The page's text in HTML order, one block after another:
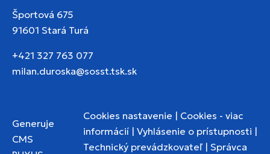
Športová 675
91601 Stará Turá
+421 327 763 077
milan.duroska@sosst.tsk.sk
Generuje
CMS
Cookies nastavenie | Cookies - viac
informácií | Vyhlásenie o prístupnosti |
Technický prevádzkovateľ | Správca